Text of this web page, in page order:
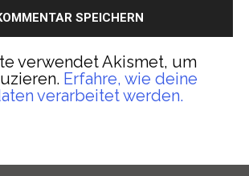
verwendet Akismet, um
Erfahre, wie deine
verarbeitet werden.